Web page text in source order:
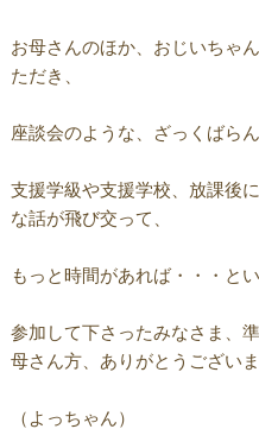
お母さんのほか、おじいちゃ
ただき、
座談会のような、ざっくばら
支援学級や支援学校、放課後
な話が飛び交って、
もっと時間があれば・・・と
参加して下さったみなさま、
母さん方、ありがとうございま
（よっちゃん）